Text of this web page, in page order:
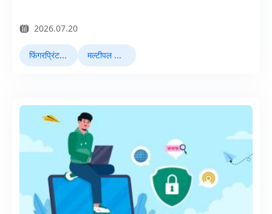
2026.07.20
फिंगरप्रिंट ब्राउज़र मल्टीपल अकाउंटिंग